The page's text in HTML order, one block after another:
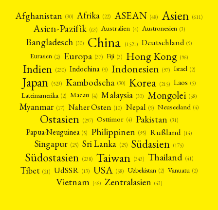
Afghanistan (30) Afrika (22) ASEAN (48) Asien (611)
Asien-Pazifik (63) Australien (4) Austronesien (3)
Bangladesch (30) China (1521) Deutschland (9)
Eurasien (2) Europa (37) Fiji (3) Hong Kong (96)
Indien (230) Indochina (5) Indonesien (97) Israel (2)
Japan (523) Kambodscha (30) Korea (215) Laos (5)
Lateinamerika (2) Macau (4) Malaysia (30) Mongolei (58)
Myanmar (17) Naher Osten (10) Nepal (9) Neuseeland (4)
Ostasien (297) Osttimor (4) Pakistan (31)
Papua-Neuguinea (5) Philippinen (35) Rußland (14)
Singapur (25) Sri Lanka (25) Südasien (175)
Südostasien (238) Taiwan (343) Thailand (41)
Tibet (21) UdSSR (13) USA (58) Uzbekistan (2) Vanuatu (2)
Vietnam (46) Zentralasien (43)